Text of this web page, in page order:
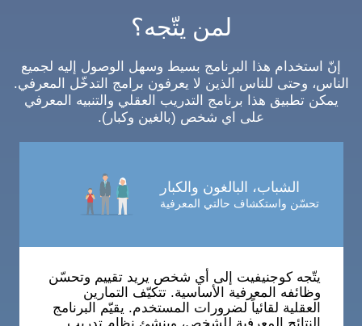
لمن يتّجه؟
إنّ استخدام هذا البرنامج بسيط وسهل الوصول إليه لجميع
الناس، وحتى للناس الذين لا يعرفون برامج التدخّل المعرفي.
يمكن تطبيق هذا برنامج التدريب العقلي والتنبيه المعرفي
على اي شخص (بالغين وكبار).
الشباب، البالغون والكبار
تحسّن واستكشاف حالتي المعرفية
يتّجه كوجنيفيت إلى أي شخص يريد تقييم وتحسّن
وظائفه المعرفية الأساسية. تتكيّف التمارين
العقلية لقائياً لضرورات المستخدم. يقيّم البرنامج
النتائج المعرفية للشخص، وينشئ نظام تدريب